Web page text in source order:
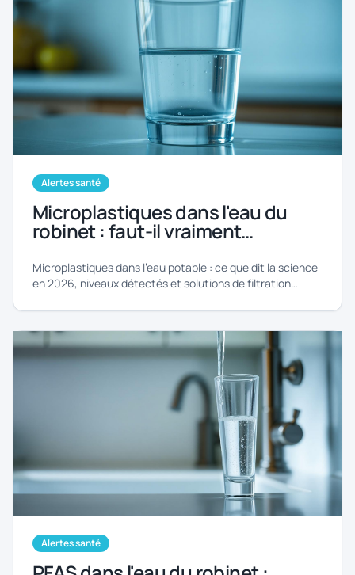
Alertes santé
Microplastiques dans l'eau du
robinet : faut-il vraiment
Microplastiques dans l'eau potable : ce que dit la science
en 2026, niveaux détectés et solutions de filtration
Alertes santé